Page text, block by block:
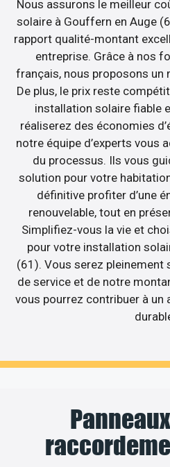
Nous assurons le meilleur
solaire à Gouffern en Auge
rapport qualité-montant
entreprise. Grâce à nos
français, nous proposons un
De plus, le prix reste
installation solaire fiable
réaliserez des économies
notre équipe d’experts vous
du processus. Ils vous
solution pour votre
définitive profiter d’une
renouvelable, tout en
Simplifiez-vous la vie et
pour votre installation
(61). Vous serez
de service et de notre
vous pourrez contribuer à un